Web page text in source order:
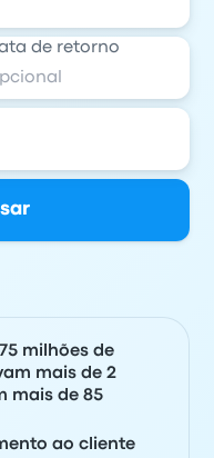
de retorno
milhões de
mais de 2
mais de 85
ao cliente